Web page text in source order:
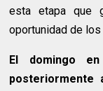
esta etapa que
oportunidad de
El domingo
posteriormente